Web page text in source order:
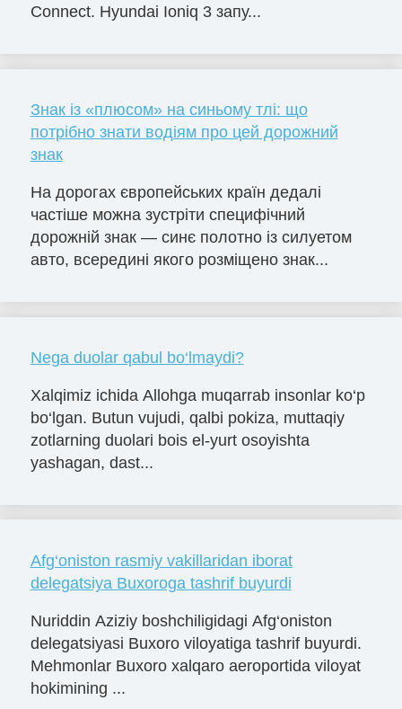
Connect. Hyundai Ioniq 3 запу...
Знак із «плюсом» на синьому тлі: що
потрібно знати водіям про цей дорожний
знак
На дорогах європейських країн дедалі
частіше можна зустріти специфічний
дорожній знак — синє полотно із силуетом
авто, всередині якого розміщено знак...
Nega duolar qabul bo‘lmaydi?
Xalqimiz ichida Allohga muqarrab insonlar ko‘p
bo‘lgan. Butun vujudi, qalbi pokiza, muttaqiy
zotlarning duolari bois el-yurt osoyishta
yashagan, dast...
Afg‘oniston rasmiy vakillaridan iborat
delegatsiya Buxoroga tashrif buyurdi
Nuriddin Aziziy boshchiligidagi Afg‘oniston
delegatsiyasi Buxoro viloyatiga tashrif buyurdi.
Mehmonlar Buxoro xalqaro aeroportida viloyat
hokimining ...